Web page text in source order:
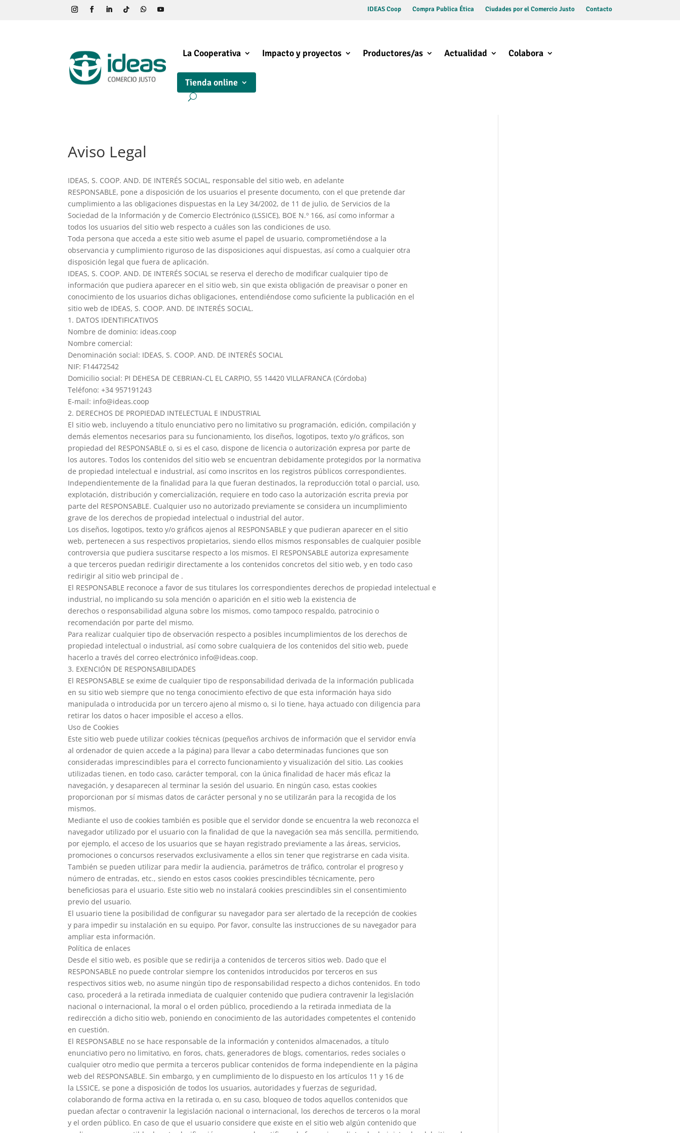
IDEAS Coop Compra Publica Ética Ciudades por el Comercio Justo Contacto
La Cooperativa Impacto y proyectos Productores/as Actualidad Colabora
Tienda online
Aviso Legal
IDEAS, S. COOP. AND. DE INTERÉS SOCIAL, responsable del sitio web, en adelante
RESPONSABLE, pone a disposición de los usuarios el presente documento, con el que pretende dar
cumplimiento a las obligaciones dispuestas en la Ley 34/2002, de 11 de julio, de Servicios de la
Sociedad de la Información y de Comercio Electrónico (LSSICE), BOE N.º 166, así como informar a
todos los usuarios del sitio web respecto a cuáles son las condiciones de uso.
Toda persona que acceda a este sitio web asume el papel de usuario, comprometiéndose a la
observancia y cumplimiento riguroso de las disposiciones aquí dispuestas, así como a cualquier otra
disposición legal que fuera de aplicación.
IDEAS, S. COOP. AND. DE INTERÉS SOCIAL se reserva el derecho de modificar cualquier tipo de
información que pudiera aparecer en el sitio web, sin que exista obligación de preavisar o poner en
conocimiento de los usuarios dichas obligaciones, entendiéndose como suficiente la publicación en el
sitio web de IDEAS, S. COOP. AND. DE INTERÉS SOCIAL.
1. DATOS IDENTIFICATIVOS
Nombre de dominio: ideas.coop
Nombre comercial:
Denominación social: IDEAS, S. COOP. AND. DE INTERÉS SOCIAL
NIF: F14472542
Domicilio social: PI DEHESA DE CEBRIAN-CL EL CARPIO, 55 14420 VILLAFRANCA (Córdoba)
Teléfono: +34 957191243
E-mail: info@ideas.coop
2. DERECHOS DE PROPIEDAD INTELECTUAL E INDUSTRIAL
El sitio web, incluyendo a título enunciativo pero no limitativo su programación, edición, compilación y
demás elementos necesarios para su funcionamiento, los diseños, logotipos, texto y/o gráficos, son
propiedad del RESPONSABLE o, si es el caso, dispone de licencia o autorización expresa por parte de
los autores. Todos los contenidos del sitio web se encuentran debidamente protegidos por la normativa
de propiedad intelectual e industrial, así como inscritos en los registros públicos correspondientes.
Independientemente de la finalidad para la que fueran destinados, la reproducción total o parcial, uso,
explotación, distribución y comercialización, requiere en todo caso la autorización escrita previa por
parte del RESPONSABLE. Cualquier uso no autorizado previamente se considera un incumplimiento
grave de los derechos de propiedad intelectual o industrial del autor.
Los diseños, logotipos, texto y/o gráficos ajenos al RESPONSABLE y que pudieran aparecer en el sitio
web, pertenecen a sus respectivos propietarios, siendo ellos mismos responsables de cualquier posible
controversia que pudiera suscitarse respecto a los mismos. El RESPONSABLE autoriza expresamente
a que terceros puedan redirigir directamente a los contenidos concretos del sitio web, y en todo caso
redirigir al sitio web principal de .
El RESPONSABLE reconoce a favor de sus titulares los correspondientes derechos de propiedad intelectual e
industrial, no implicando su sola mención o aparición en el sitio web la existencia de
derechos o responsabilidad alguna sobre los mismos, como tampoco respaldo, patrocinio o
recomendación por parte del mismo.
Para realizar cualquier tipo de observación respecto a posibles incumplimientos de los derechos de
propiedad intelectual o industrial, así como sobre cualquiera de los contenidos del sitio web, puede
hacerlo a través del correo electrónico info@ideas.coop.
3. EXENCIÓN DE RESPONSABILIDADES
El RESPONSABLE se exime de cualquier tipo de responsabilidad derivada de la información publicada
en su sitio web siempre que no tenga conocimiento efectivo de que esta información haya sido
manipulada o introducida por un tercero ajeno al mismo o, si lo tiene, haya actuado con diligencia para
retirar los datos o hacer imposible el acceso a ellos.
Uso de Cookies
Este sitio web puede utilizar cookies técnicas (pequeños archivos de información que el servidor envía
al ordenador de quien accede a la página) para llevar a cabo determinadas funciones que son
consideradas imprescindibles para el correcto funcionamiento y visualización del sitio. Las cookies
utilizadas tienen, en todo caso, carácter temporal, con la única finalidad de hacer más eficaz la
navegación, y desaparecen al terminar la sesión del usuario. En ningún caso, estas cookies
proporcionan por sí mismas datos de carácter personal y no se utilizarán para la recogida de los
mismos.
Mediante el uso de cookies también es posible que el servidor donde se encuentra la web reconozca el
navegador utilizado por el usuario con la finalidad de que la navegación sea más sencilla, permitiendo,
por ejemplo, el acceso de los usuarios que se hayan registrado previamente a las áreas, servicios,
promociones o concursos reservados exclusivamente a ellos sin tener que registrarse en cada visita.
También se pueden utilizar para medir la audiencia, parámetros de tráfico, controlar el progreso y
número de entradas, etc., siendo en estos casos cookies prescindibles técnicamente, pero
beneficiosas para el usuario. Este sitio web no instalará cookies prescindibles sin el consentimiento
previo del usuario.
El usuario tiene la posibilidad de configurar su navegador para ser alertado de la recepción de cookies
y para impedir su instalación en su equipo. Por favor, consulte las instrucciones de su navegador para
ampliar esta información.
Política de enlaces
Desde el sitio web, es posible que se redirija a contenidos de terceros sitios web. Dado que el
RESPONSABLE no puede controlar siempre los contenidos introducidos por terceros en sus
respectivos sitios web, no asume ningún tipo de responsabilidad respecto a dichos contenidos. En todo
caso, procederá a la retirada inmediata de cualquier contenido que pudiera contravenir la legislación
nacional o internacional, la moral o el orden público, procediendo a la retirada inmediata de la
redirección a dicho sitio web, poniendo en conocimiento de las autoridades competentes el contenido
en cuestión.
El RESPONSABLE no se hace responsable de la información y contenidos almacenados, a título
enunciativo pero no limitativo, en foros, chats, generadores de blogs, comentarios, redes sociales o
cualquier otro medio que permita a terceros publicar contenidos de forma independiente en la página
web del RESPONSABLE. Sin embargo, y en cumplimiento de lo dispuesto en los artículos 11 y 16 de
la LSSICE, se pone a disposición de todos los usuarios, autoridades y fuerzas de seguridad,
colaborando de forma activa en la retirada o, en su caso, bloqueo de todos aquellos contenidos que
puedan afectar o contravenir la legislación nacional o internacional, los derechos de terceros o la moral
y el orden público. En caso de que el usuario considere que existe en el sitio web algún contenido que